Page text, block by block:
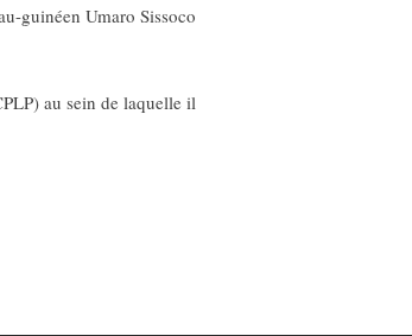
guinéen Umaro Sissoco
au sein de laquelle il